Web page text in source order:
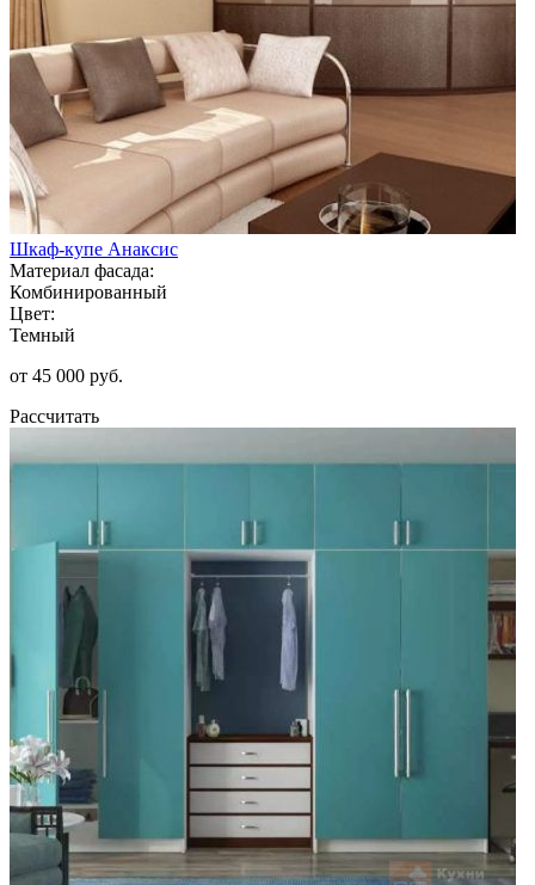
Шкаф-купе Анаксис
Материал фасада:
Комбинированный
Цвет:
Темный
от 45 000 руб.
Рассчитать